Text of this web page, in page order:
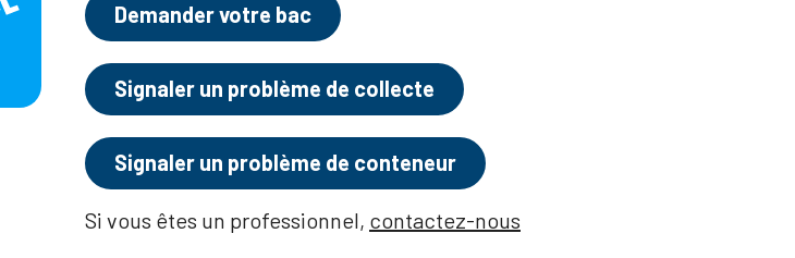
Demander votre bac
Signaler un problème de collecte
Signaler un problème de conteneur
Si vous êtes un professionnel, contactez-nous